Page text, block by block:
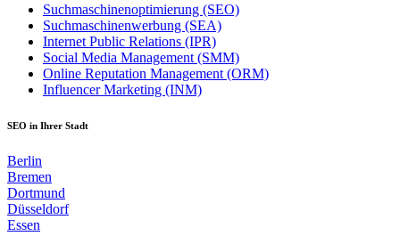
Suchmaschinenoptimierung (SEO)
Suchmaschinenwerbung (SEA)
Internet Public Relations (IPR)
Social Media Management (SMM)
Online Reputation Management (ORM)
Influencer Marketing (INM)
SEO in Ihrer Stadt
Berlin
Bremen
Dortmund
Düsseldorf
Essen